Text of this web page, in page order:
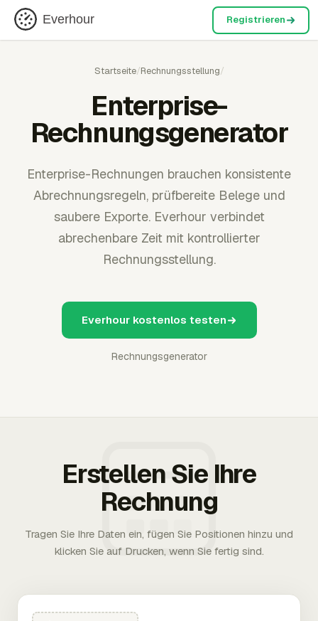
Everhour Registrieren
Startseite/Rechnungsstellung/
Enterprise-
Rechnungsgenerator
Enterprise-Rechnungen brauchen konsistente
Abrechnungsregeln, prüfbereite Belege und
saubere Exporte. Everhour verbindet
abrechenbare Zeit mit kontrollierter
Rechnungsstellung.
Everhour kostenlos testen
Rechnungsgenerator
Erstellen Sie Ihre
Rechnung
Tragen Sie Ihre Daten ein, fügen Sie Positionen hinzu und
klicken Sie auf Drucken, wenn Sie fertig sind.